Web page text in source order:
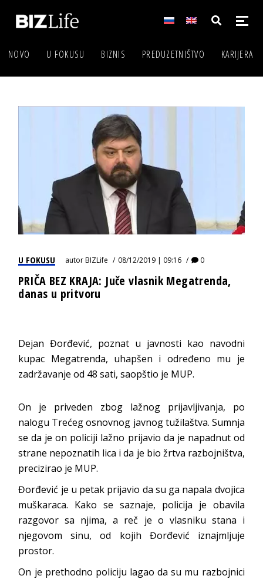
NOVO U FOKUSU BIZNIS PREDUZETNIŠTVO KARIJERA
U FOKUSU autorBIZLife 08/12/2019 | 09:16 0
PRIČA BEZ KRAJA: Juče vlasnik Megatrenda,
danas u pritvoru
Dejan Đorđević, poznat u javnosti kao navodni
kupac Megatrenda, uhapšen i određeno mu je
zadržavanje od 48 sati, saopštio je MUP.
On je priveden zbog lažnog prijavljivanja, po
nalogu Trećeg osnovnog javnog tužilaštva. Sumnja
se da je on policiji lažno prijavio da je napadnut od
strane nepoznatih lica i da je bio žrtva razbojništva,
precizirao je MUP.
Đorđević je u petak prijavio da su ga napala dvojica
muškaraca. Kako se saznaje, policija je obavila
razgovor sa njima, a reč je o vlasniku stana i
njegovom sinu, od kojih Đorđević iznajmljuje
prostor.
On je prethodno policiju lagao da su mu razbojnici